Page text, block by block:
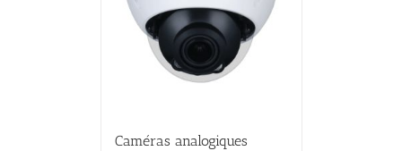
Caméras analogiques